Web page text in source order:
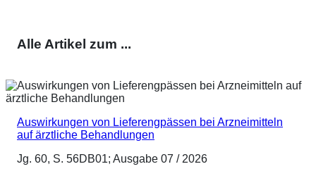
Alle Artikel zum ...
Auswirkungen von Lieferengpässen bei Arzneimitteln
auf ärztliche Behandlungen
Jg. 60, S. 56DB01; Ausgabe 07 / 2026